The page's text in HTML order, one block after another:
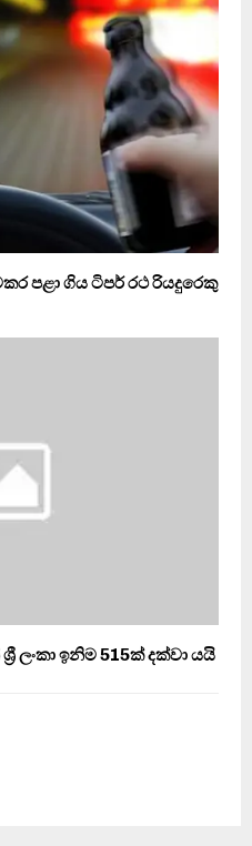
පළා ගිය ටිපර් රථ රියදුරෙකු
ලංකා ඉනිම 515ක් දක්වා යයි